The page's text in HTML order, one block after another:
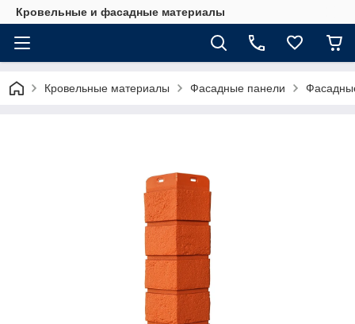
Кровельные и фасадные материалы
Кровельные материалы Фасадные панели